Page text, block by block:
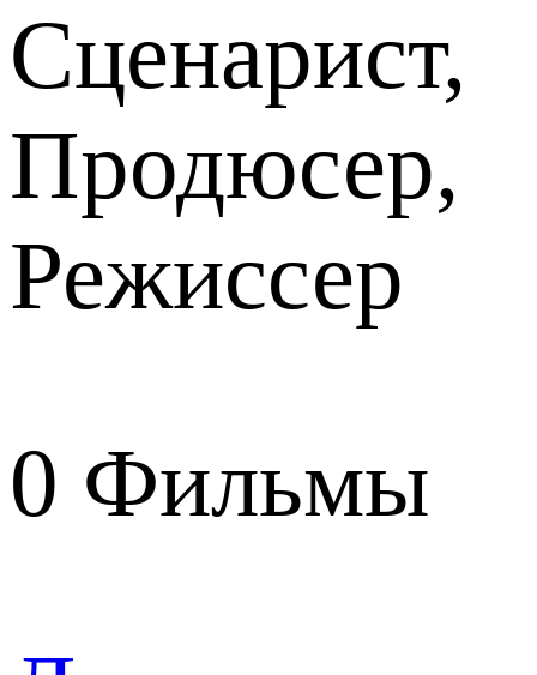
Сценарист,
Продюсер,
Режиссер
0 Фильмы